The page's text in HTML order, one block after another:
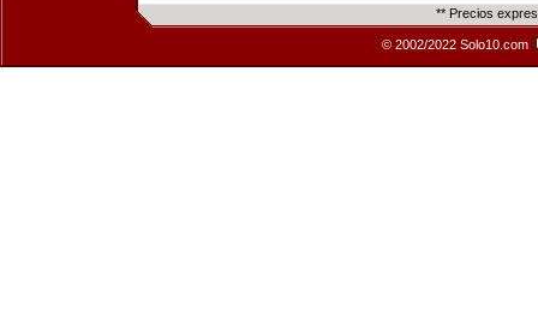
** Precios
© 2002/2022 Solo10.com